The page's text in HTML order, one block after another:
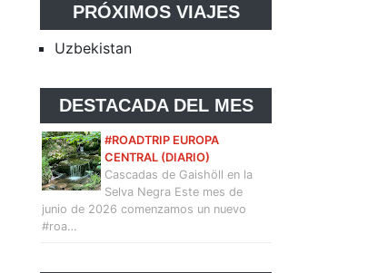
PRÓXIMOS VIAJES
Uzbekistan
DESTACADA DEL MES
#ROADTRIP EUROPA
CENTRAL (DIARIO)
Cascadas de Gaishöll en la
Selva Negra Este mes de
junio de 2026 comenzamos un nuevo
#roa…